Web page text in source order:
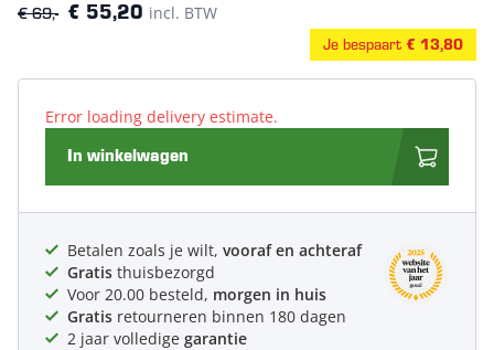
€ 69,- € 55,20 incl. BTW
Je bespaart € 13,80
Error loading delivery estimate.
In winkelwagen
Betalen zoals je wilt, vooraf en achteraf
Gratis thuisbezorgd
Voor 20.00 besteld, morgen in huis
Gratis retourneren binnen 180 dagen
2 jaar volledige garantie